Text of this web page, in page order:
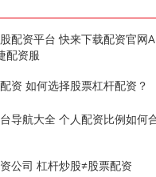
配资平台 快来下载配资官网
配资服
资 如何选择股票杠杆配资？
导航大全 个人配资比例如何
公司 杠杆炒股≠股票配资